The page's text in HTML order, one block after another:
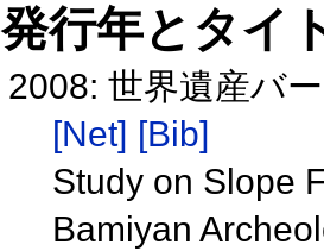
発行年とタイ
2008: 世界遺産バ
[Net] [Bib]
Study on Slope
Bamiyan